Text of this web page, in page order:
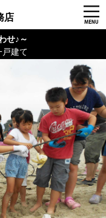
せ♪～
戸建て
店